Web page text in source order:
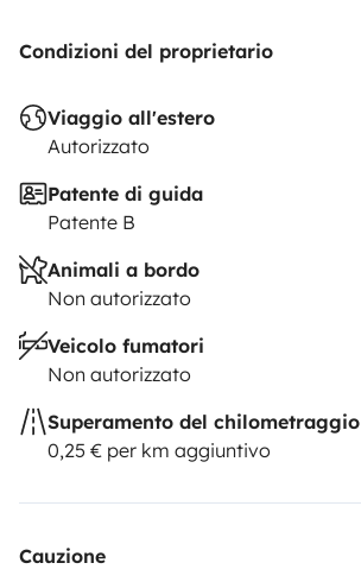
Condizioni del proprietario
Viaggio all'estero
Autorizzato
Patente di guida
Patente B
Animali a bordo
Non autorizzato
Veicolo fumatori
Non autorizzato
Superamento del chilometraggio
0,25 € per km aggiuntivo
Cauzione